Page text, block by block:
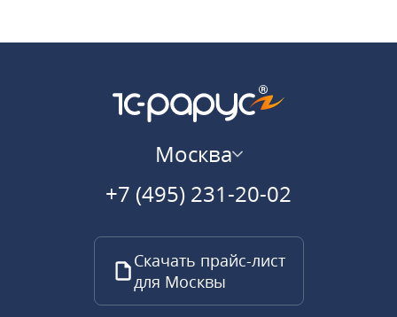
Москва
+7 (495) 231-20-02
Скачать прайс-лист
для Москвы